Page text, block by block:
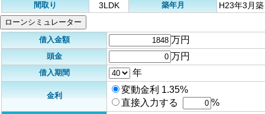
間取り
3LDK 築年月
H23年3月築
ローンシミュレーター
借入金額
万円
頭金 万円
借入期間 年
金利
変動金利 1.35%
直接入力する
%